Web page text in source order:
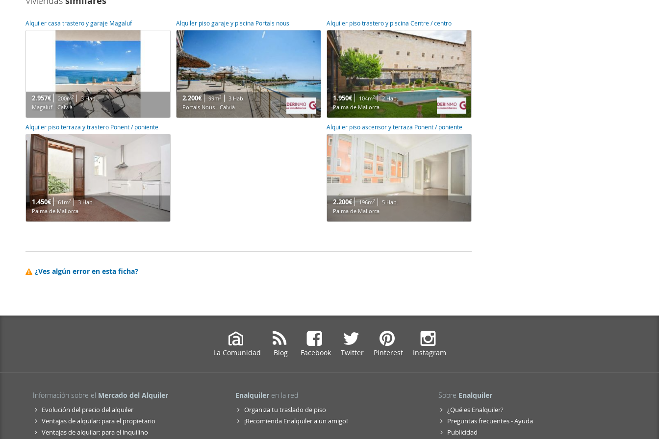
Alquiler casa trastero y garaje Magaluf
2.957€ 200m2
3 Hab.
Magaluf - Calvià
Alquiler piso garaje y piscina Portals nous
2.200€ 99m2
3 Hab.
Portals Nous - Calvià
Alquiler piso trastero y piscina Centre / centro
1.950€ 104m2
2 Hab.
Palma de Mallorca
Alquiler piso terraza y trastero Ponent / poniente
1.450€ 61m2
3 Hab.
Palma de Mallorca
Alquiler piso ascensor y terraza Ponent / poniente
2.200€ 196m2
5 Hab.
Palma de Mallorca
¿Ves algún error en esta ficha?
La Comunidad Blog Facebook Twitter Pinterest Instagram
Información sobre el Mercado del Alquiler
Evolución del precio del alquiler
Ventajas de alquilar: para el propietario
Ventajas de alquilar: para el inquilino
Enalquiler en la red
Organiza tu traslado de piso
¡Recomienda Enalquiler a un amigo!
Sobre Enalquiler
¿Qué es Enalquiler?
Preguntas frecuentes - Ayuda
Publicidad